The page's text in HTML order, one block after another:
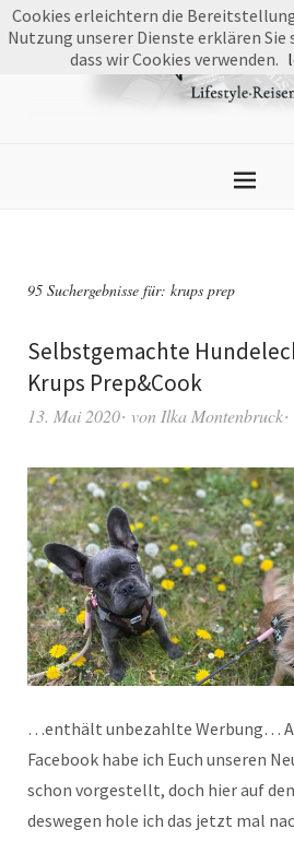
95 Suchergebnisse für: krups prep
Selbstgemachte
Krups Prep&Cook
13. Mai 2020 von Ilka Montenbruck
…enthält unbezahlte Werbung…
Facebook habe ich Euch unseren
schon vorgestellt, doch hier auf
deswegen hole ich das jetzt mal
Cookies erleichtern die
Nutzung unserer Dienste erklären
dass wir Cookies verwenden.